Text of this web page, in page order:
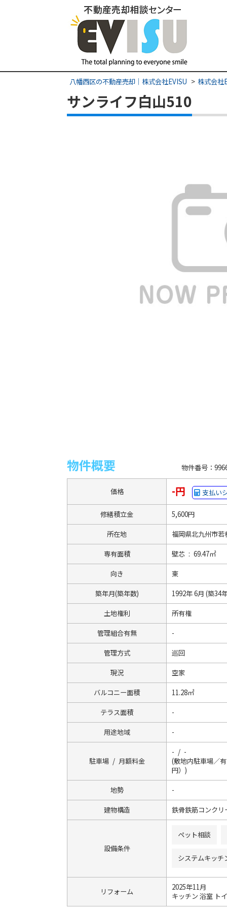
八幡西区の不動産売却｜株式会社EVISU 株式会社
サンライフ白山510
物件概要 物件番号：
価格 -円 支払い
修繕積立金 5,600円
所在地 福岡県北九州市
専有面積 壁芯 : 69.47㎡
向き 東
築年月(築年数) 1992年 6月 (築34
土地権利 所有権
管理組合有無 -
管理方式 巡回
現況 空家
バルコニー面積 11.28㎡
テラス面積 -
用途地域 -
駐車場 / 月額料金
- / -
(敷地内駐車場／
円）)
地勢 -
建物構造 鉄骨鉄筋コンクリ
設備条件
ペット相談
システムキッチ
リフォーム
2025年11月
キッチン 浴室 ト